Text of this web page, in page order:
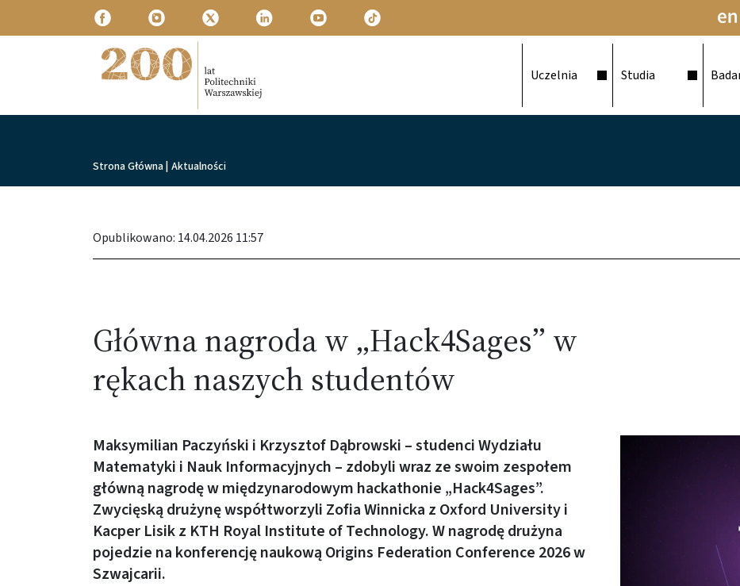
Przejdź do treści
Uczelnia Studia
Ścieżka nawigacyjna
Strona Główna Aktualności
Opublikowano: 14.04.2026 11:57
Główna nagroda w „Hack4Sages” w
rękach naszych studentów
Maksymilian Paczyński i Krzysztof Dąbrowski – studenci Wydziału
Matematyki i Nauk Informacyjnych – zdobyli wraz ze swoim zespołem
główną nagrodę w międzynarodowym hackathonie „Hack4Sages”.
Zwycięską drużynę współtworzyli Zofia Winnicka z Oxford University i
Kacper Lisik z KTH Royal Institute of Technology. W nagrodę drużyna
pojedzie na konferencję naukową Origins Federation Conference 2026 w
Szwajcarii.